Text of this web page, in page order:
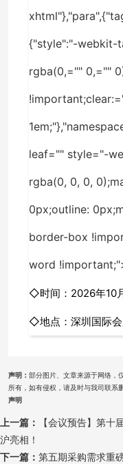
{"style":"-webkit-
rgba(0,="" 0,=""
leaf="" style="-
rgba(0, 0, 0,
0px;outline:
border-box
word
◇时间：2026年10
◇地点：深圳国际会
声明： 部分图片、文章来源于网络，
所有，如有侵权，请及时与我司联系
声明
上一篇：
【会议预告】第
沪亮相！
下一篇： 第五期采购需求重